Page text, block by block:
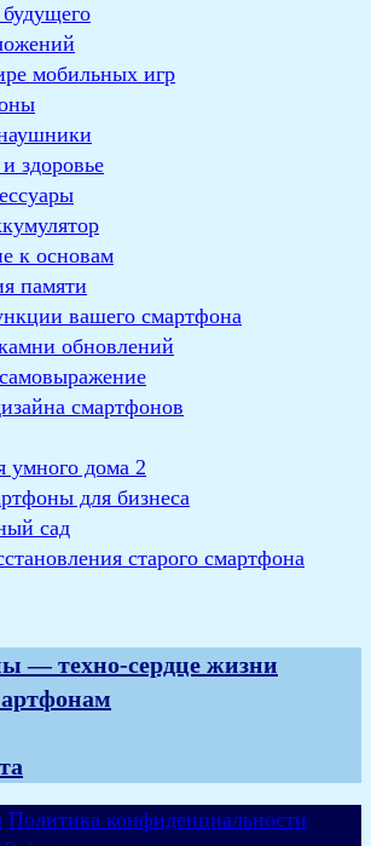
мобильных игр
здоровье
к основам
памяти
вашего смартфона
обновлений
смартфонов
умного дома 2
для бизнеса
сад
старого смартфона
— техно-сердце жизни
Политика конфиденциальности